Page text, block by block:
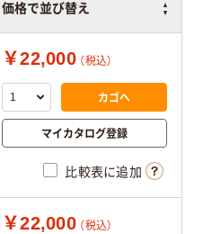
価格で並び替え
￥22,000 （税込）
カゴへ
マイカタログ登録
比較表に追加
￥22,000 （税込）